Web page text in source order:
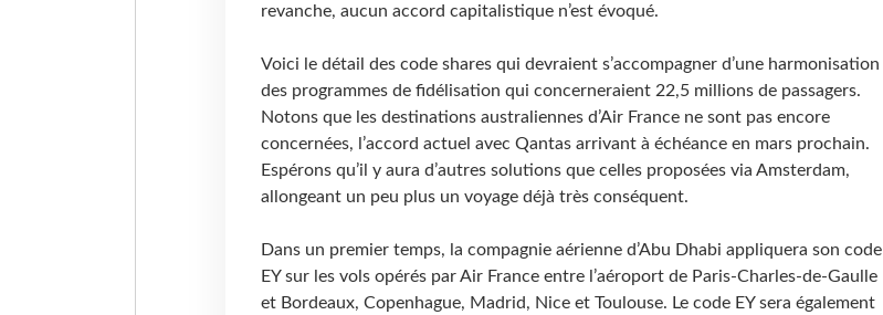
revanche, aucun accord capitalistique n’est évoqué.
Voici le détail des code shares qui devraient s’accompagner d’une harmonisation
des programmes de fidélisation qui concerneraient 22,5 millions de passagers.
Notons que les destinations australiennes d’Air France ne sont pas encore
concernées, l’accord actuel avec Qantas arrivant à échéance en mars prochain.
Espérons qu’il y aura d’autres solutions que celles proposées via Amsterdam,
allongeant un peu plus un voyage déjà très conséquent.
Dans un premier temps, la compagnie aérienne d’Abu Dhabi appliquera son code
EY sur les vols opérés par Air France entre l’aéroport de Paris-Charles-de-Gaulle
et Bordeaux, Copenhague, Madrid, Nice et Toulouse. Le code EY sera également